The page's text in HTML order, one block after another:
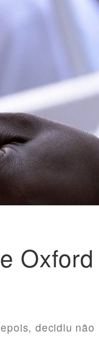
Oxford
decidiu não